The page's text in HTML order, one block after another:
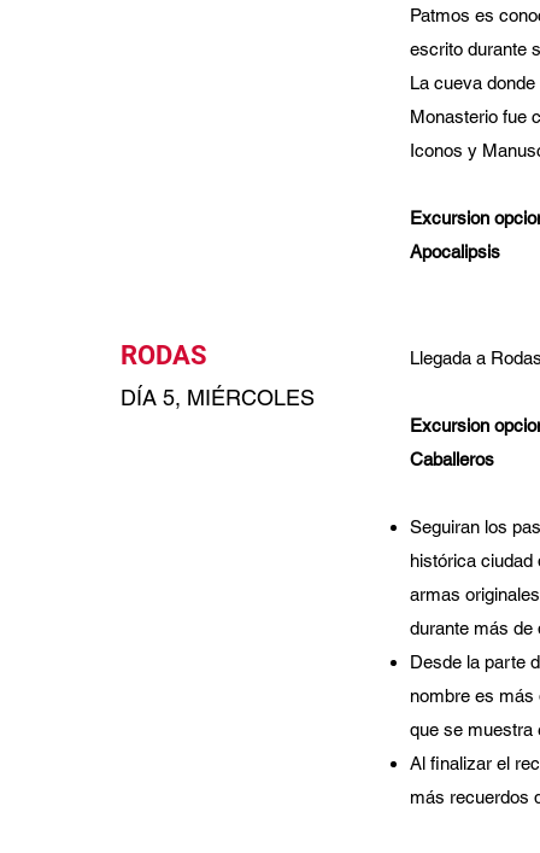
Patmos es
escrito durante
La cueva
Monasterio fue
Iconos y
Excursion
Apocalipsis
RODAS
DÍA 5, MIÉRCOLES
Llegada a
Excursion
Caballeros
Seguiran los
histórica
armas
durante más de
Desde la parte
nombre es más
que se muestra
Al finalizar el
más recuerdos